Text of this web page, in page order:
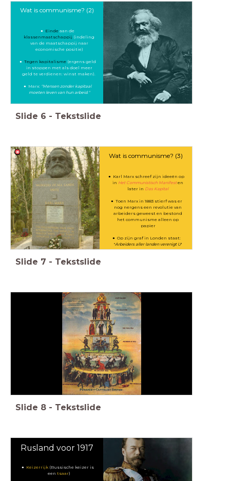
Wat is communisme? (2)
Einde aan de
klassenmaatschappij (indeling
van de maatschappij naar
economische positie)
Tegen kapitalisme(ergens geld
in stoppen met als doel meer
geld te verdienen: winst maken).
Marx: "Mensen zonder kapitaal
moeten leven van hun arbeid."
Slide 6 - Tekstslide
Wat is communisme? (3)
Karl Marx schreef zijn ideeën op
in Het Communistisch Manifest en
later in Das Kapital
Toen Marx in 1883 stierf was er
nog nergens een revolutie van
arbeiders geweest en bestond
het communisme alleen op
papier
Op zijn graf in Londen staat:
"Arbeiders aller landen verenigt U"
Slide 7 - Tekstslide
Slide 8 - Tekstslide
Rusland voor 1917
Keizerrijk(Russische keizer is
eentsaar)